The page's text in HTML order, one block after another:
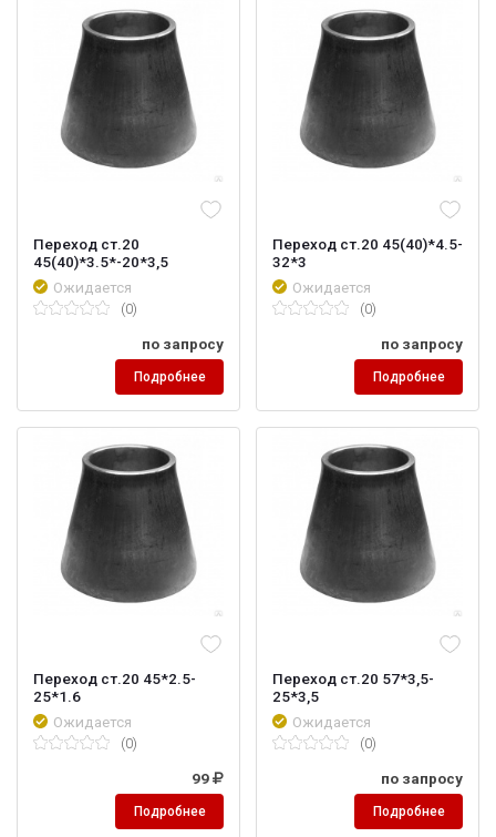
Переход ст.20
45(40)*3.5*-20*3,5
Ожидается
(0)
по запросу
Подробнее
Переход ст.20 45(40)*4.5-
32*3
Ожидается
(0)
по запросу
Подробнее
Переход ст.20 45*2.5-
25*1.6
Ожидается
(0)
99
Подробнее
Переход ст.20 57*3,5-
25*3,5
Ожидается
(0)
по запросу
Подробнее